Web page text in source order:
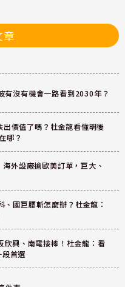
章
有沒有機會一路看到2030年？
價值了嗎？杜金龍看懂明後
哪？
外設廠搶歐美訂單，巨大、
、國巨腰斬怎麼辦？杜金龍：
欣興、南電接棒！杜金龍：看
首選